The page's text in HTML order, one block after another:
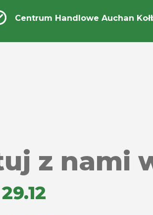
Centrum Handlowe Auchan
z nami